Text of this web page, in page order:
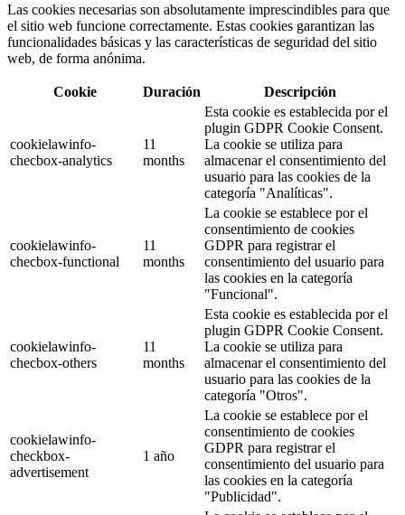
Las cookies necesarias son absolutamente imprescindibles para que
el sitio web funcione correctamente. Estas cookies garantizan las
funcionalidades básicas y las características de seguridad del sitio
web, de forma anónima.
Cookie Duración Descripción
cookielawinfo-
checbox-analytics
11
months
Esta cookie es establecida por el
plugin GDPR Cookie Consent.
La cookie se utiliza para
almacenar el consentimiento del
usuario para las cookies de la
categoría "Analíticas".
cookielawinfo-
checbox-functional
11
months
La cookie se establece por el
consentimiento de cookies
GDPR para registrar el
consentimiento del usuario para
las cookies en la categoría
"Funcional".
cookielawinfo-
checbox-others
11
months
Esta cookie es establecida por el
plugin GDPR Cookie Consent.
La cookie se utiliza para
almacenar el consentimiento del
usuario para las cookies de la
categoría "Otros".
cookielawinfo-
checkbox-
advertisement
1 año
La cookie se establece por el
consentimiento de cookies
GDPR para registrar el
consentimiento del usuario para
las cookies en la categoría
"Publicidad".